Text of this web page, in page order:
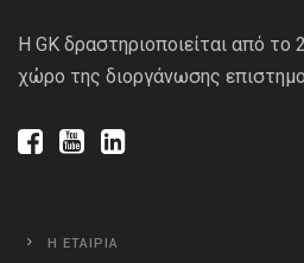
Η GK δραστηριοποιείται από το
χώρο της διοργάνωσης
Η ΕΤΑΙΡΙΑ